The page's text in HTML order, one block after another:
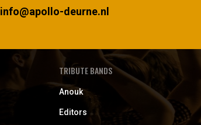
info@apollo-deurne.nl
TRIBUTE BANDS
Anouk
Editors